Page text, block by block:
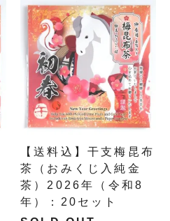
【送料込】干支梅昆布
茶（おみくじ入純金
茶）2026年（令和8
年）：20セット